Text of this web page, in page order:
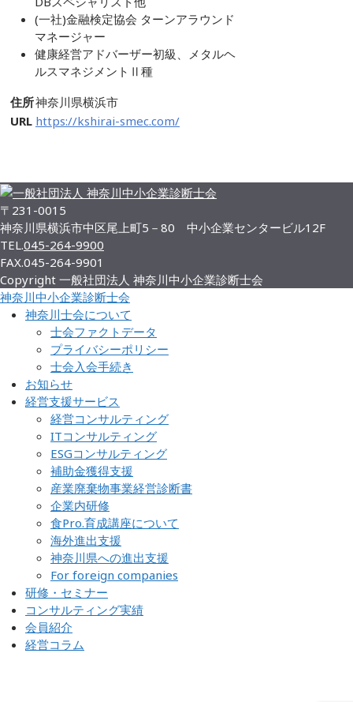
(一社)金融検定協会 ターンアラウンド
マネージャー
健康経営アドバーザー初級、メタルヘ
ルスマネジメントⅡ種
住所神奈川県横浜市
URL https://kshirai-smec.com/
〒231-0015
神奈川県横浜市中区尾上町5－80 中小企業センタービル12F
TEL.045-264-9900
FAX.045-264-9901
Copyright 一般社団法人 神奈川中小企業診断士会
神奈川中小企業診断士会
神奈川士会について
士会ファクトデータ
プライバシーポリシー
士会入会手続き
お知らせ
経営支援サービス
経営コンサルティング
ITコンサルティング
ESGコンサルティング
補助金獲得支援
産業廃棄物事業経営診断書
企業内研修
食Pro.育成講座について
海外進出支援
神奈川県への進出支援
For foreign companies
研修・セミナー
コンサルティング実績
会員紹介
経営コラム